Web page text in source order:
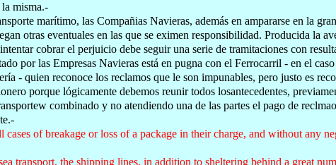
misma.-
marítimo, las Compañias Navieras, además en ampararse en la
otras eventuales en las que se eximen responsibilidad. Producida la
cobrar el perjuicio debe seguir una serie de tramitaciones con
por las Empresas Navieras está en pugna con el Ferrocarril - en el
- quien reconoce los reclamos que le son impunables, pero justo es
porque lógicamente debemos reunir todos losantecedentes,
combinado y no atendiendo una de las partes el pago de
of breakage or loss of a package in their charge, and without any
transport, the shipping lines, in addition to sheltering behind a great